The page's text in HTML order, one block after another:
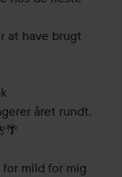
at have brugt
året rundt,
mild for mig